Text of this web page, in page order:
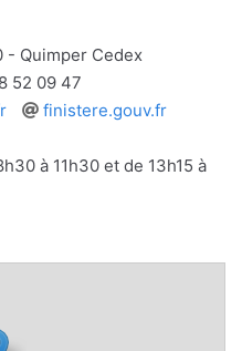
- Quimper Cedex
52 09 47
Site
finistere.gouv.fr
à 11h30 et de 13h15 à